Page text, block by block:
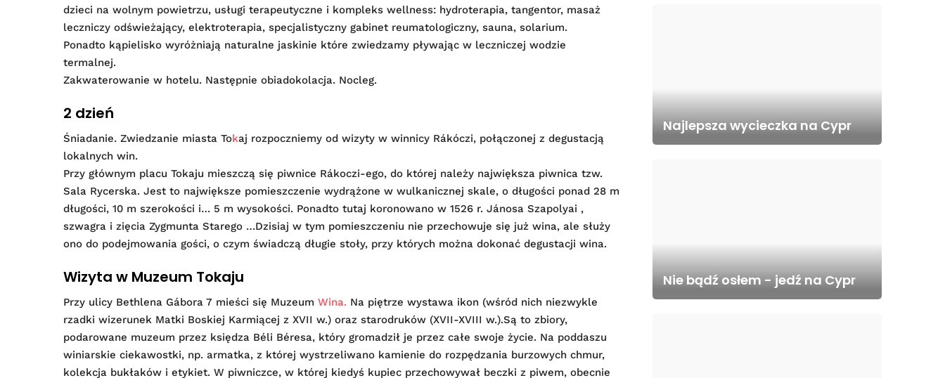
dzieci na wolnym powietrzu, usługi terapeutyczne i kompleks wellness: hydroterapia, tangentor, masaż
leczniczy odświeżający, elektroterapia, specjalistyczny gabinet reumatologiczny, sauna, solarium.
Ponadto kąpielisko wyróżniają naturalne jaskinie które zwiedzamy pływając w leczniczej wodzie
termalnej.
Zakwaterowanie w hotelu. Następnie obiadokolacja. Nocleg.
2 dzień
Śniadanie. Zwiedzanie miasta Tokaj rozpoczniemy od wizyty w winnicy Rákóczi, połączonej z degustacją
lokalnych win.
Przy głównym placu Tokaju mieszczą się piwnice Rákoczi-ego, do której należy największa piwnica tzw.
Sala Rycerska. Jest to największe pomieszczenie wydrążone w wulkanicznej skale, o długości ponad 28 m
długości, 10 m szerokości i… 5 m wysokości. Ponadto tutaj koronowano w 1526 r. Jánosa Szapolyai ,
szwagra i zięcia Zygmunta Starego …Dzisiaj w tym pomieszczeniu nie przechowuje się już wina, ale służy
ono do podejmowania gości, o czym świadczą długie stoły, przy których można dokonać degustacji wina.
Wizyta w Muzeum Tokaju
Przy ulicy Bethlena Gábora 7 mieści się Muzeum Wina. Na piętrze wystawa ikon (wśród nich niezwykle
rzadki wizerunek Matki Boskiej Karmiącej z XVII w.) oraz starodruków (XVII-XVIII w.).Są to zbiory,
podarowane muzeum przez księdza Béli Béresa, który gromadził je przez całe swoje życie. Na poddaszu
winiarskie ciekawostki, np. armatka, z której wystrzeliwano kamienie do rozpędzania burzowych chmur,
kolekcja bukłaków i etykiet. W piwniczce, w której kiedyś kupiec przechowywał beczki z piwem, obecnie
Najlepsza wycieczka na Cypr
Nie bądź osłem - jedź na Cypr